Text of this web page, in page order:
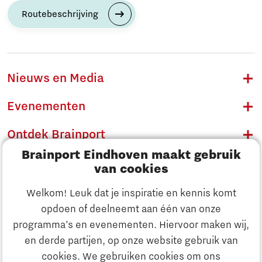
Brainport Eindhoven maakt gebruik
van cookies
Welkom! Leuk dat je inspiratie en kennis komt
opdoen of deelneemt aan één van onze
programma’s en evenementen. Hiervoor maken wij,
en derde partijen, op onze website gebruik van
cookies. We gebruiken cookies om ons
Ontdek Brainport
Routebeschrijving
Nieuws en Media
Evenementen
Ontdek Brainport
Innovatie
Ondernemen
Onderwijs
Maatschappelijk